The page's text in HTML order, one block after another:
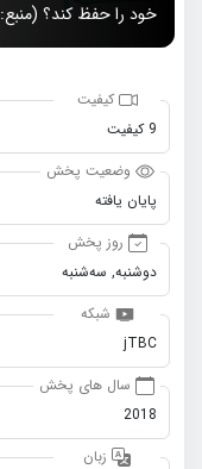
خود را حفظ کند؟ (منبع: AJ در MyDramaList)
کیفیت
9 کیفیت
وضعیت پخش
پایان یافته
روز پخش
دو‌شنبه, سه‌شنبه
شبکه
jTBC
سال های پخش
2018
زبان